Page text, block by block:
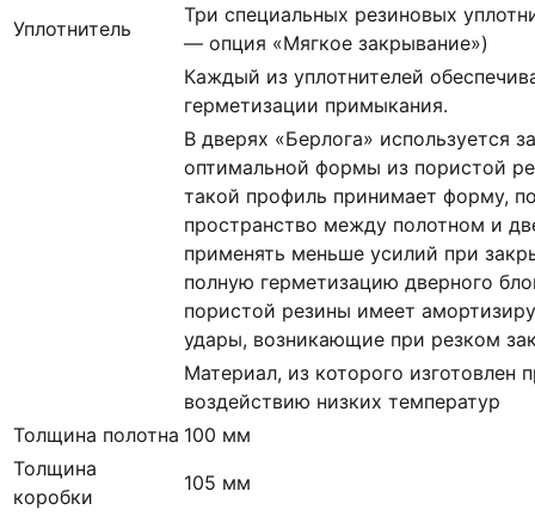
Уплотнитель
Три специальных резиновых
— опция «Мягкое закрывание»)
Каждый из уплотнителей
герметизации примыкания.
В дверях «Берлога» используется
оптимальной формы из пористой
такой профиль принимает форму,
пространство между полотном и
применять меньше усилий при
полную герметизацию дверного
пористой резины имеет
удары, возникающие при резком
Материал, из которого изготовлен
воздействию низких температур
Толщина полотна 100 мм
Толщина
коробки
105 мм